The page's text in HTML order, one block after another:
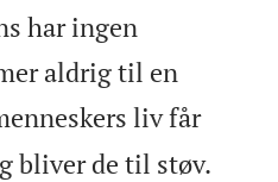
har ingen
aldrig til en
liv får
bliver de til støv.